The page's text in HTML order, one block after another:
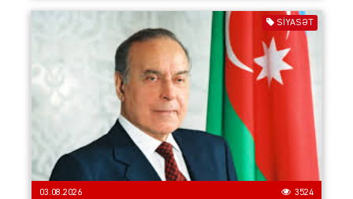
SIYASƏT
03.08.2026 3524